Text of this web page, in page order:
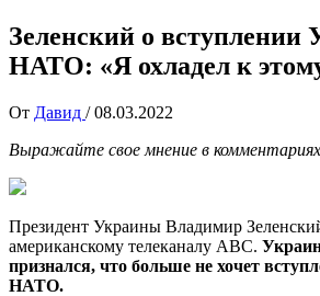
Зеленский о вступлении
НАТО: «Я охладел к
От Давид / 08.03.2022
Выражайте свое мнение в комментариях
Президент Украины Владимир
американскому телеканалу ABC.
признался, что больше не хочет
НАТО.